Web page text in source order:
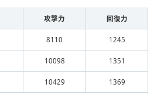
攻撃力 回復力
8110 1245
10098 1351
10429 1369